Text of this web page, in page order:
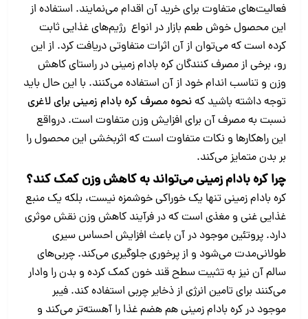
فعالیت‌های متفاوت برای خرید آن اقدام می‌نمایند. استفاده از
این محصول خوش طعم بازار در انواع رژیم‌های غذایی ثابت
کرده است که می‌توان از آن اثرات متفاوتی دریافت کرد. از این
رو، برخی از مصرف کنندگان کره بادام زمینی در راستای کاهش
وزن و تناسب اندام خود از آن استفاده می‌کنند. با این حال باید
توجه داشته باشید کهنحوه مصرف کره بادام زمینی برای لاغری
نسبت به مصرف آن برای افزایش وزن متفاوت است. درواقع
این راهکارها و نکات متفاوت است که اثربخشی این محصول را
بر بدن متمایز می‌کند.
چرا کره بادام‌ زمینی می‌تواند به کاهش وزن کمک کند؟
کره بادام‌ زمینی تنها یک خوراکی خوشمزه نیست، بلکه یک منبع
غذایی غنی و مغذی است که در فرآیند کاهش وزن نقش موثری
دارد. پروتئین موجود در آن باعث افزایش احساس سیری
طولانی‌مدت می‌شود و از پرخوری جلوگیری می‌کند. چربی‌های
سالم آن نیز به تثبیت سطح قند خون کمک کرده و بدن را وادار
می‌کنند برای تامین انرژی از ذخایر چربی استفاده کند. فیبر
موجود در کره بادام‌ زمینی هم هضم غذا را آهسته‌تر می‌کند و